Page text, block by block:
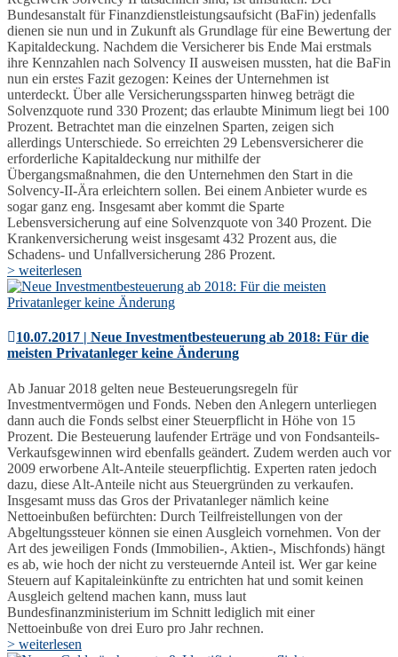
Bundesanstalt für Finanzdienstleistungsaufsicht (BaFin) jedenfalls
dienen sie nun und in Zukunft als Grundlage für eine Bewertung der
Kapitaldeckung. Nachdem die Versicherer bis Ende Mai erstmals
ihre Kennzahlen nach Solvency II ausweisen mussten, hat die BaFin
nun ein erstes Fazit gezogen: Keines der Unternehmen ist
unterdeckt. Über alle Versicherungssparten hinweg beträgt die
Solvenzquote rund 330 Prozent; das erlaubte Minimum liegt bei 100
Prozent. Betrachtet man die einzelnen Sparten, zeigen sich
allerdings Unterschiede. So erreichten 29 Lebensversicherer die
erforderliche Kapitaldeckung nur mithilfe der
Übergangsmaßnahmen, die den Unternehmen den Start in die
Solvency-II-Ära erleichtern sollen. Bei einem Anbieter wurde es
sogar ganz eng. Insgesamt aber kommt die Sparte
Lebensversicherung auf eine Solvenzquote von 340 Prozent. Die
Krankenversicherung weist insgesamt 432 Prozent aus, die
Schadens- und Unfallversicherung 286 Prozent.
> weiterlesen
10.07.2017 | Neue Investmentbesteuerung ab 2018: Für die
meisten Privatanleger keine Änderung
Ab Januar 2018 gelten neue Besteuerungsregeln für
Investmentvermögen und Fonds. Neben den Anlegern unterliegen
dann auch die Fonds selbst einer Steuerpflicht in Höhe von 15
Prozent. Die Besteuerung laufender Erträge und von Fondsanteils-
Verkaufsgewinnen wird ebenfalls geändert. Zudem werden auch vor
2009 erworbene Alt-Anteile steuerpflichtig. Experten raten jedoch
dazu, diese Alt-Anteile nicht aus Steuergründen zu verkaufen.
Insgesamt muss das Gros der Privatanleger nämlich keine
Nettoeinbußen befürchten: Durch Teilfreistellungen von der
Abgeltungssteuer können sie einen Ausgleich vornehmen. Von der
Art des jeweiligen Fonds (Immobilien-, Aktien-, Mischfonds) hängt
es ab, wie hoch der nicht zu versteuernde Anteil ist. Wer gar keine
Steuern auf Kapitaleinkünfte zu entrichten hat und somit keinen
Ausgleich geltend machen kann, muss laut
Bundesfinanzministerium im Schnitt lediglich mit einer
Nettoeinbuße von drei Euro pro Jahr rechnen.
> weiterlesen